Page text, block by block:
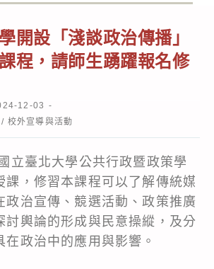
開設「淺談政治傳播」
程，請師生踴躍報名修
12-03
/ 校外宣導與活動
立臺北大學公共行政暨政策學
課，修習本課程可以了解傳統媒
政治宣傳、競選活動、政策推廣
討輿論的形成與民意操縱，及分
在政治中的應用與影響。